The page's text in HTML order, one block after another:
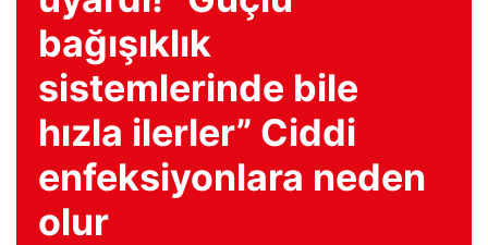
bağışıklık
sistemlerinde bile
hızla ilerler” Ciddi
enfeksiyonlara neden
olur